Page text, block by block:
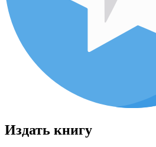
Издать книгу